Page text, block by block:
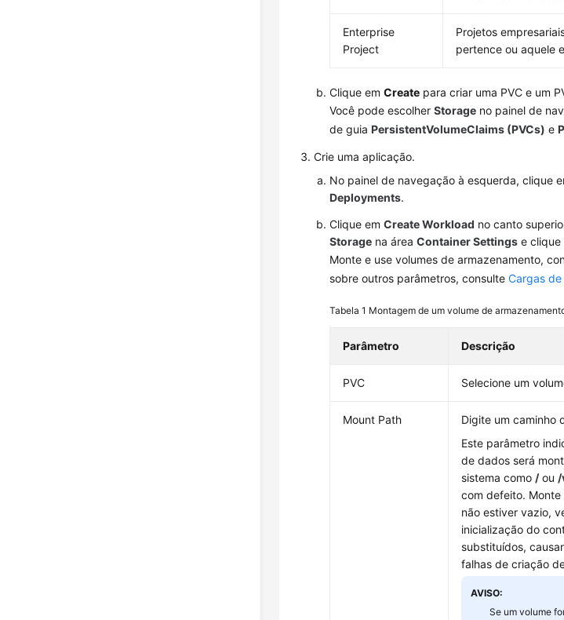
Enterprise
Project
Projetos
pertence ou aquele
Clique emCreate para criar uma PVC e um
Você pode escolherStorage no painel de
de guiaPersistentVolumeClaims (PVCs) e
Crie uma aplicação.
No painel de navegação à esquerda, clique
Deployments.
Clique emCreate Workload no canto
Storage na áreaContainer Settings e
Monte e use volumes de armazenamento,
sobre outros parâmetros, consulteCargas
Tabela 1 Montagem de um volume de
Parâmetro Descrição
PVC Selecione um
Mount Path Digite um caminho
Este parâmetro
de dados será
sistema como /ou /
com defeito. Monte
não estiver vazio,
inicialização do
substituídos,
falhas de criação
AVISO:
Se um volume